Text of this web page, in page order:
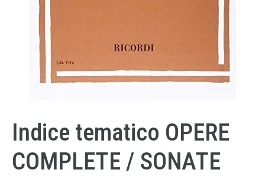
Indice tematico OPERE
COMPLETE / SONATE